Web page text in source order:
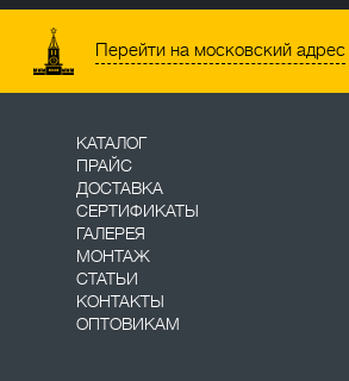
Перейти на московский адрес
КАТАЛОГ
ПРАЙС
ДОСТАВКА
СЕРТИФИКАТЫ
ГАЛЕРЕЯ
МОНТАЖ
СТАТЬИ
КОНТАКТЫ
ОПТОВИКАМ